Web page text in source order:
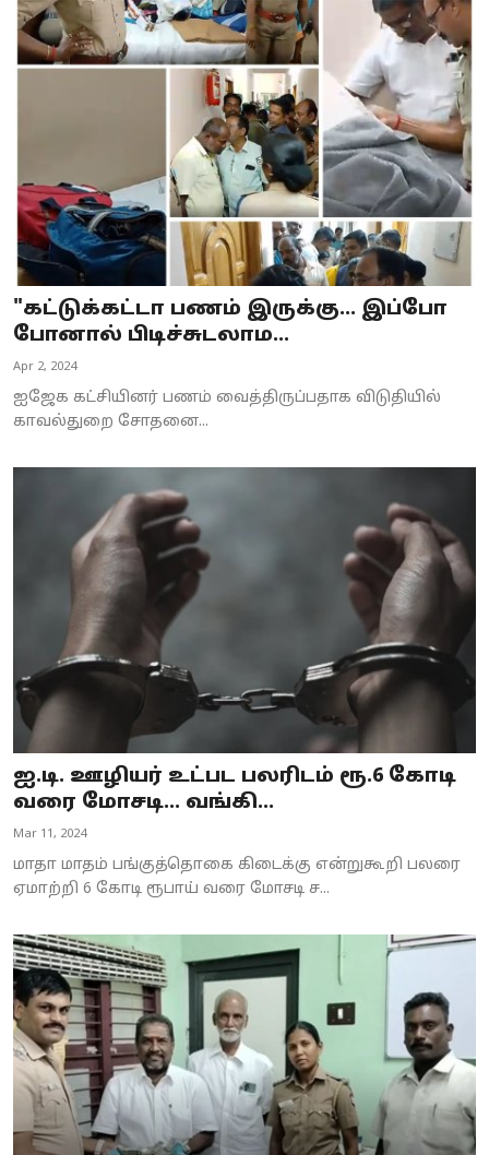
"கட்டுக்கட்டா பணம் இருக்கு... இப்போ
போனால் பிடிச்சுடலாம...
Apr 2, 2024
ஐஜேக கட்சியினர் பணம் வைத்திருப்பதாக விடுதியில்
காவல்துறை சோதனை...
ஐ.டி. ஊழியர் உட்பட பலரிடம் ரூ.6 கோடி
வரை மோசடி... வங்கி...
Mar 11, 2024
மாதா மாதம் பங்குத்தொகை கிடைக்கு என்றுகூறி பலரை
ஏமாற்றி 6 கோடி ரூபாய் வரை மோசடி ச...